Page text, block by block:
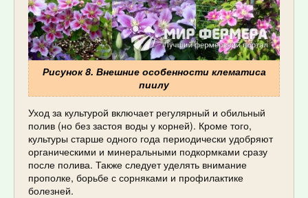
Рисунок 8. Внешние особенности клематиса
пиилу
Уход за культурой включает регулярный и обильный
полив (но без застоя воды у корней). Кроме того,
культуры старше одного года периодически удобряют
органическими и минеральными подкормками сразу
после полива. Также следует уделять внимание
прополке, борьбе с сорняками и профилактике
болезней.